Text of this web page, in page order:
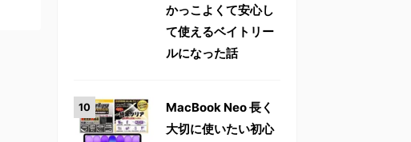
かっこよくて安心し
て使えるベイトリー
ルになった話
MacBook Neo 長く
大切に使いたい初心